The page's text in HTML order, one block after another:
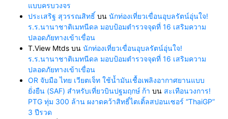
แบบครบวงจร
ประเสริฐ สุวรรณสิทธิ์ บน นักท่องเที่ยวเขื่อนอุบลรัตน์อุ่นใจ!
ร.ร.นานาชาติเมทนีดล มอบป้อมตำรวจจุดที่ 16 เสริมความ
ปลอดภัยทางเข้าเขื่อน
T.View Mtds บน นักท่องเที่ยวเขื่อนอุบลรัตน์อุ่นใจ!
ร.ร.นานาชาติเมทนีดล มอบป้อมตำรวจจุดที่ 16 เสริมความ
ปลอดภัยทางเข้าเขื่อน
OR จับมือ ไทย เวียตเจ็ท ใช้น้ำมันเชื้อเพลิงอากาศยานแบบ
ยั่งยืน (SAF) สำหรับเที่ยวบินปฐมฤกษ์ ก้า บน สะเทือนวงการ!
PTG ทุ่ม 300 ล้าน ผงาดคว้าสิทธิ์ไตเติ้ลสปอนเซอร์ “ThaiGP”
3 ปีรวด